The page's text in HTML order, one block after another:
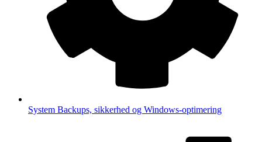
System Backups, sikkerhed og Windows-optimering